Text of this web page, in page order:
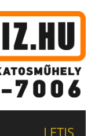
LETIS